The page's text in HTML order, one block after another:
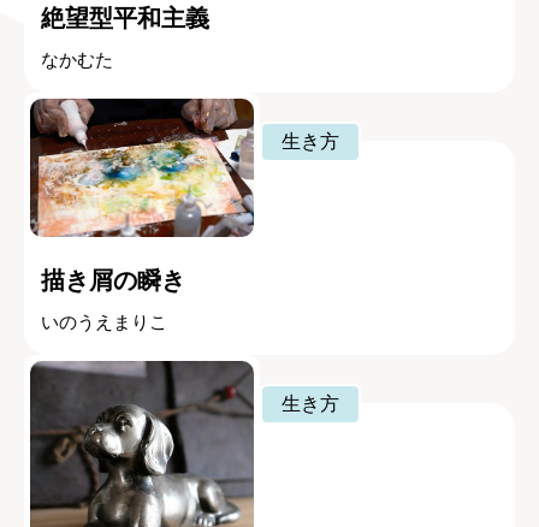
絶望型平和主義
なかむた
生き方
描き屑の瞬き
いのうえまりこ
生き方